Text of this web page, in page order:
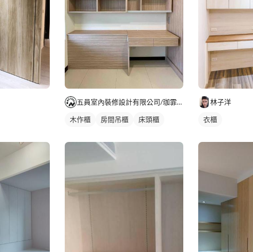
五員室內裝修設計有限公司/珈霏工程行
木作櫃 房間吊櫃 床頭櫃
林子洋
衣櫃